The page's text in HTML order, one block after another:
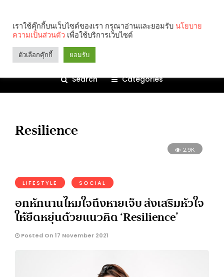
Search Categories
Resilience
2.9K
LIFESTYLE SOCIAL
อกหักนานไหมใจถึงหายเจ็บ ส่งเสริมหัวใจ
ให้ยืดหยุ่นด้วยแนวคิด ‘Resilience’
Posted On 17 November 2021
เราใช้คุ๊กกี้บนเว็บไซต์ของเรา กรุณาอ่านและยอมรับ นโยบาย
ความเป็นส่วนตัว เพื่อใช้บริการเว็บไซต์
ตัวเลือกคุ๊กกี้ ยอมรับ